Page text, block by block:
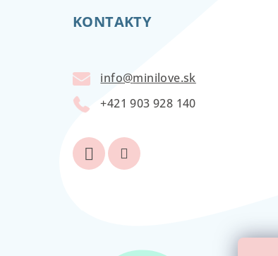
KONTAKTY
info@minilove.sk
+421 903 928 140